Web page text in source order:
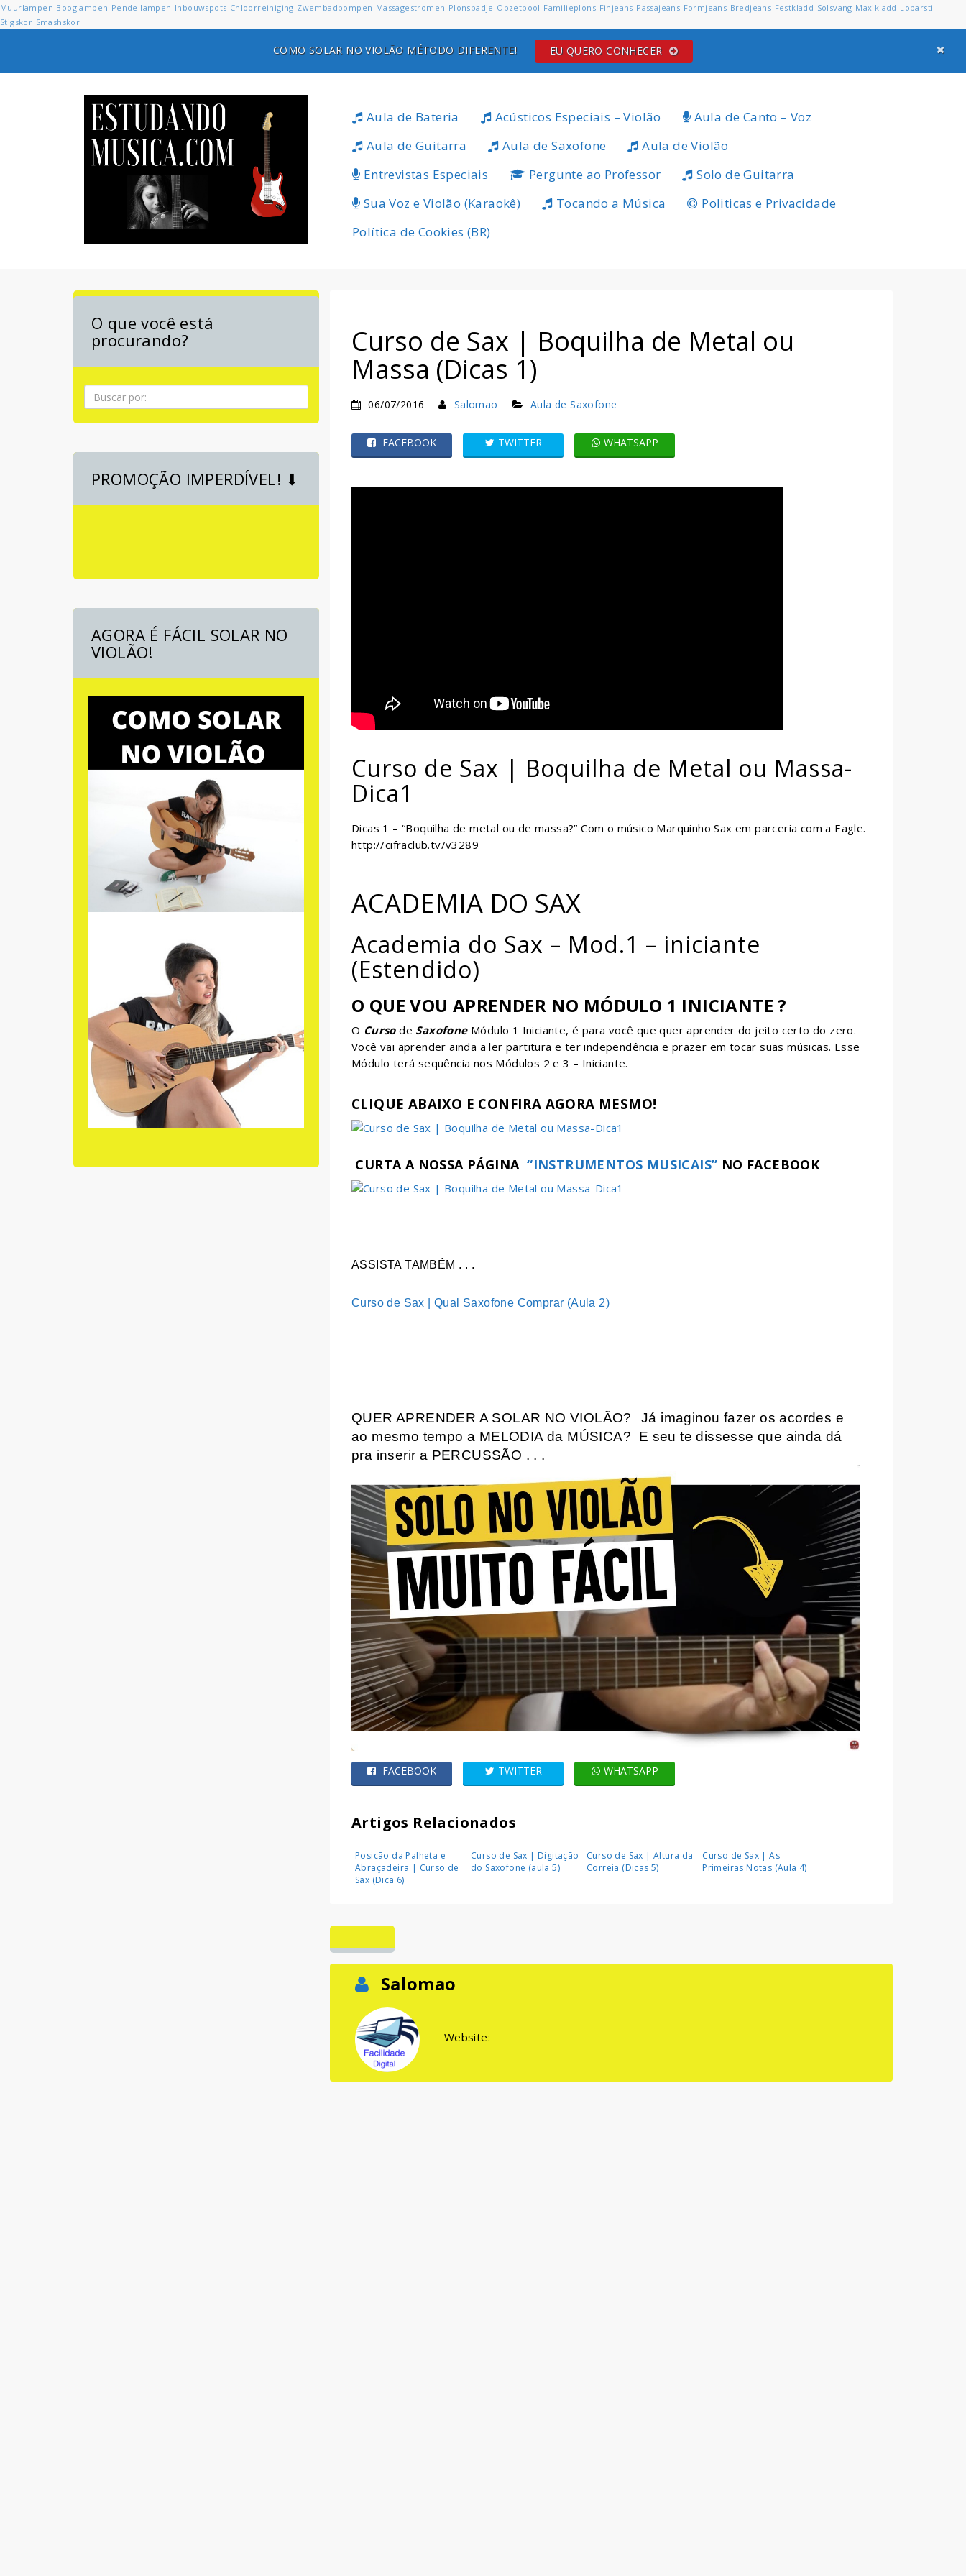
Muurlampen Booglampen Pendellampen Inbouwspots Chloorreiniging Zwembadpompen Massagestromen Plonsbadje Opzetpool Familieplons Finjeans Passajeans Formjeans Bredjeans Festkladd Solsvang Maxikladd Loparstil
Stigskor Smashskor
COMO SOLAR NO VIOLÃO MÉTODO DIFERENTE! EU QUERO CONHECER
Aula de Bateria Acústicos Especiais – Violão
Aula de Canto – Voz
Aula de Guitarra
Aula de Saxofone
Aula de Violão
Entrevistas Especiais
Pergunte ao Professor
Solo de Guitarra
Sua Voz e Violão (Karaokê)
Tocando a Música
Politicas e Privacidade
Política de Cookies (BR)
O que você está
procurando?
Pesquisa
PROMOÇÃO IMPERDÍVEL! ⬇
AGORA É FÁCIL SOLAR NO
VIOLÃO!
Curso de Sax | Boquilha de Metal ou
Massa (Dicas 1)
06/07/2016 Salomao Aula de Saxofone
FACEBOOK TWITTER WHATSAPP
Curso de Sax | Boquilha de Metal ou Massa-
Dica1
Dicas 1 – “Boquilha de metal ou de massa?” Com o músico Marquinho Sax em parceria com a Eagle.
http://cifraclub.tv/v3289
ACADEMIA DO SAX
Academia do Sax – Mod.1 – iniciante
(Estendido)
O QUE VOU APRENDER NO MÓDULO 1 INICIANTE ?
O Cursode SaxofoneMódulo 1 Iniciante, é para você que quer aprender do jeito certo do zero.
Você vai aprender ainda a ler partitura e ter independência e prazer em tocar suas músicas. Esse
Módulo terá sequência nos Módulos 2 e 3 – Iniciante.
CLIQUE ABAIXO E CONFIRA AGORA MESMO!
CURTA A NOSSA PÁGINA“INSTRUMENTOS MUSICAIS” NO FACEBOOK
ASSISTA TAMBÉM . . .
Curso de Sax | Qual Saxofone Comprar (Aula 2)
QUER APRENDER A SOLAR NO VIOLÃO?
Já imaginou fazer os acordes e
ao mesmo tempo a MELODIA da MÚSICA? E seu te dissesse que ainda dá
pra inserir a PERCUSSÃO . . .
FACEBOOK TWITTER WHATSAPP
Artigos Relacionados
Posicão da Palheta e
Abraçadeira | Curso de
Sax (Dica 6)
Curso de Sax | Digitação
do Saxofone (aula 5)
Curso de Sax | Altura da
Correia (Dicas 5)
Curso de Sax | As
Primeiras Notas (Aula 4)
Salomao
Website: